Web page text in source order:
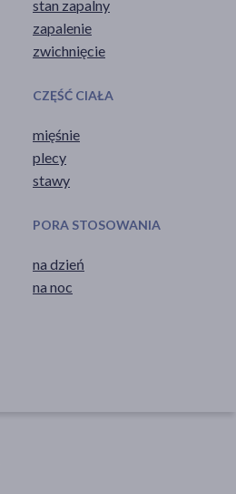
stan zapalny
zapalenie
zwichnięcie
CZĘŚĆ CIAŁA
mięśnie
plecy
stawy
PORA STOSOWANIA
na dzień
na noc